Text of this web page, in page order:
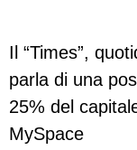
Il “Times”,
parla di una
25% del
MySpace